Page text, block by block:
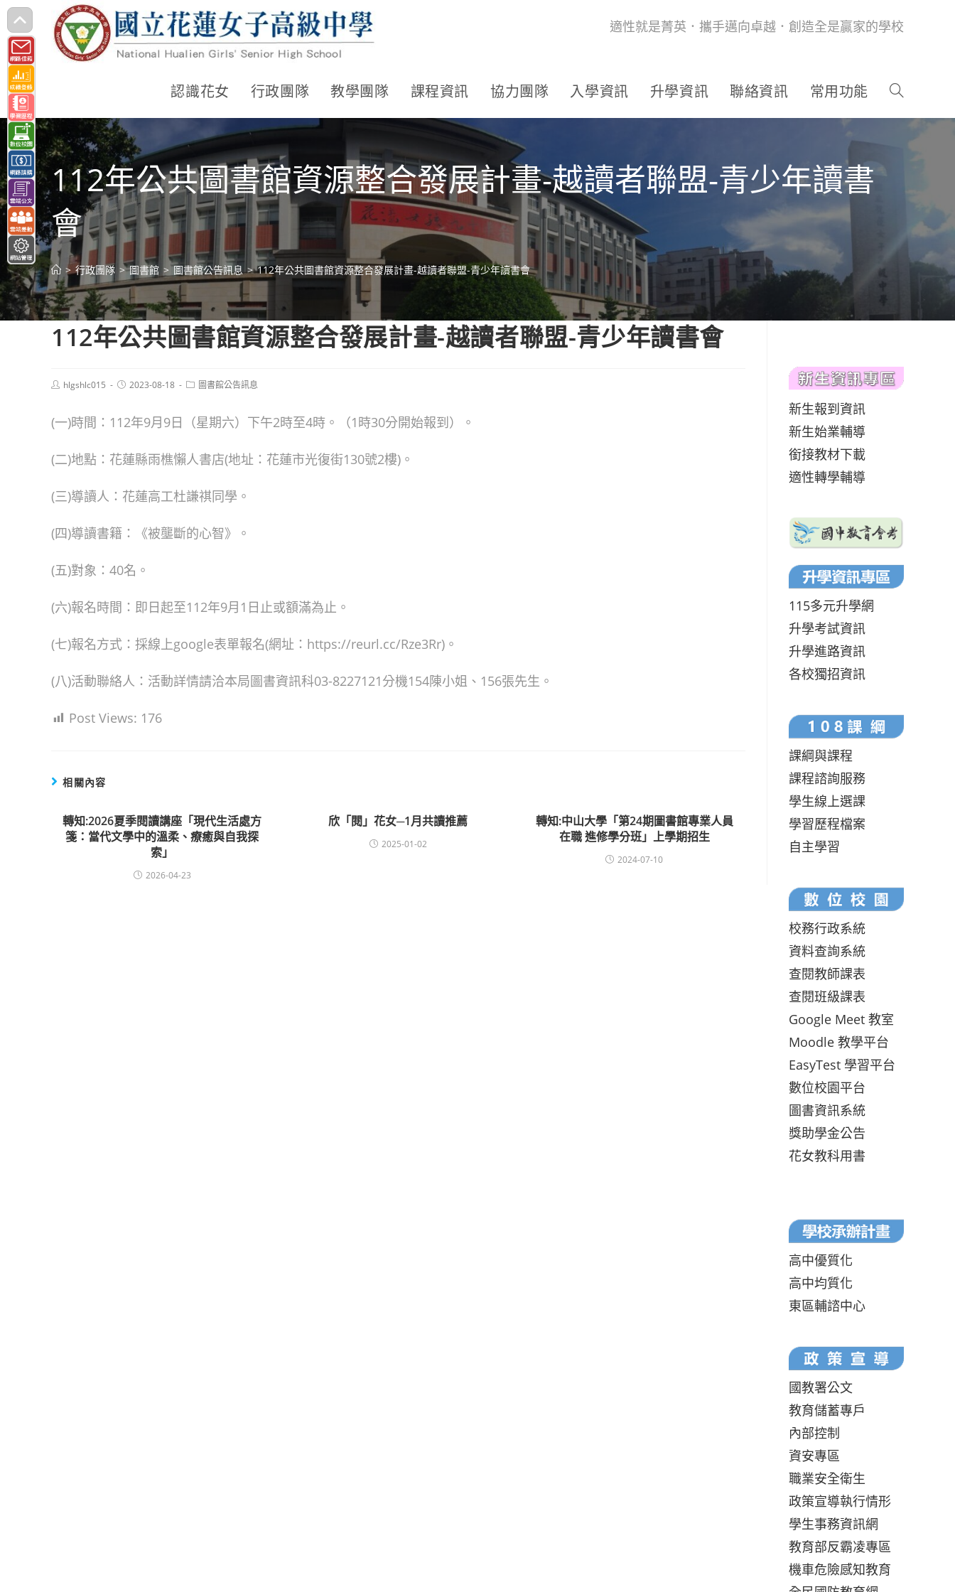
跳
轉
至
主
要
內
容
適性就是菁英．攜手邁向卓越．創造全是贏家的學校
認識花女 行政團隊 教學團隊 課程資訊 協力團隊 入學資訊 升學資訊 聯絡資訊 常用功能
112年公共圖書館資源整合發展計畫-越讀者聯盟-青少年讀書
會
> 行政團隊 > 圖書館 > 圖書館公告訊息 > 112年公共圖書館資源整合發展計畫-越讀者聯盟-青少年讀書會
112年公共圖書館資源整合發展計畫-越讀者聯盟-青少年讀書會
Posthlgshlc015
Post2023-08-18
Post圖書館公告訊息
(一)時間：112年9月9日（星期六）下午2時至4時。（1時30分開始報到）。
(二)地點：花蓮縣雨樵懶人書店(地址：花蓮市光復街130號2樓)。
(三)導讀人：花蓮高工杜謙祺同學。
(四)導讀書籍：《被壟斷的心智》。
(五)對象：40名。
(六)報名時間：即日起至112年9月1日止或額滿為止。
(七)報名方式：採線上google表單報名(網址：https://reurl.cc/Rze3Rr)。
(八)活動聯絡人：活動詳情請洽本局圖書資訊科03-8227121分機154陳小姐、156張先生。
Post Views: 176
相關內容
轉知:2026夏季閱讀講座「現代生活處方
箋：當代文學中的溫柔、療癒與自我探
索」
2026-04-23
欣「閱」花女─1月共讀推薦
2025-01-02
轉知:中山大學「第24期圖書館專業人員
在職 進修學分班」上學期招生
2024-07-10
新生報到資訊
新生始業輔導
銜接教材下載
適性轉學輔導
115多元升學網
升學考試資訊
升學進路資訊
各校獨招資訊
課綱與課程
課程諮詢服務
學生線上選課
學習歷程檔案
自主學習
校務行政系統
資料查詢系統
查閱教師課表
查閱班級課表
Google Meet 教室
Moodle 教學平台
EasyTest 學習平台
數位校園平台
圖書資訊系統
獎助學金公告
花女教科用書
高中優質化
高中均質化
東區輔諮中心
國教署公文
教育儲蓄專戶
內部控制
資安專區
職業安全衛生
政策宣導執行情形
學生事務資訊網
教育部反霸凌專區
機車危險感知教育